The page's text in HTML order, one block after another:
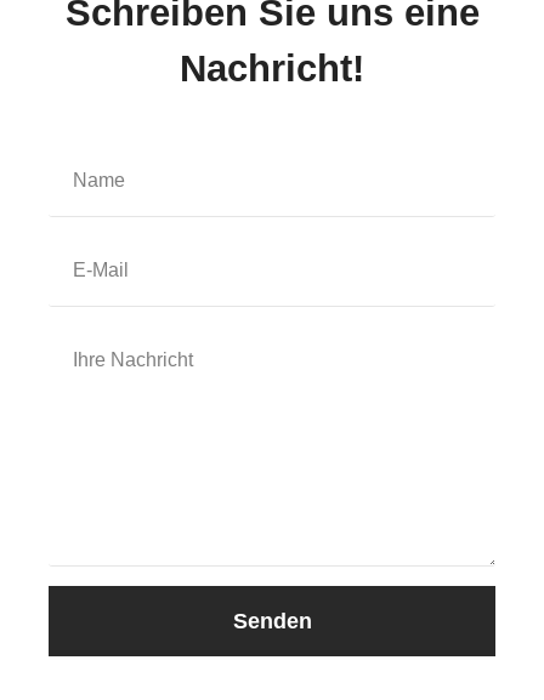
Schreiben Sie uns eine
Nachricht!
Senden